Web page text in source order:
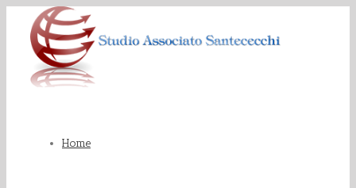
Home